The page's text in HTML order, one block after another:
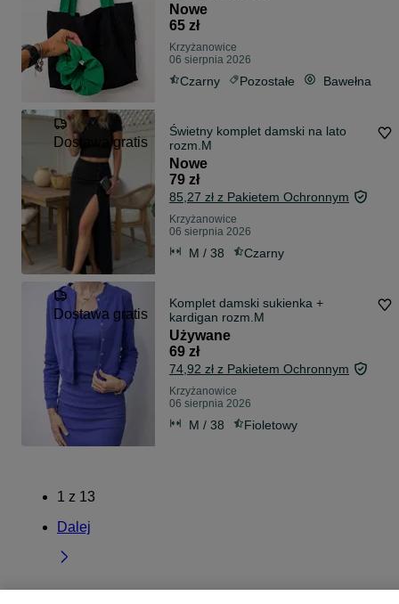
Nowe
65 zł
Krzyżanowice
06 sierpnia 2026
Czarny Pozostałe Bawełna
Dostawa gratis
Świetny komplet damski na lato
rozm.M
Nowe
79 zł
85,27 zł z Pakietem Ochronnym
Krzyżanowice
06 sierpnia 2026
M / 38 Czarny
Dostawa gratis
Komplet damski sukienka +
kardigan rozm.M
Używane
69 zł
74,92 zł z Pakietem Ochronnym
Krzyżanowice
06 sierpnia 2026
M / 38 Fioletowy
1 z 13
Dalej